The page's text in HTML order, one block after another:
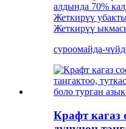
алдында 70%
Жеткирүү
Жеткирүү
суроомайда-
Крафт кагаз